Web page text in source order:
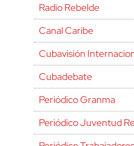
Radio Rebelde
Canal Caribe
Cubavisión
Cubadebate
Periódico Granma
Periódico Juventud